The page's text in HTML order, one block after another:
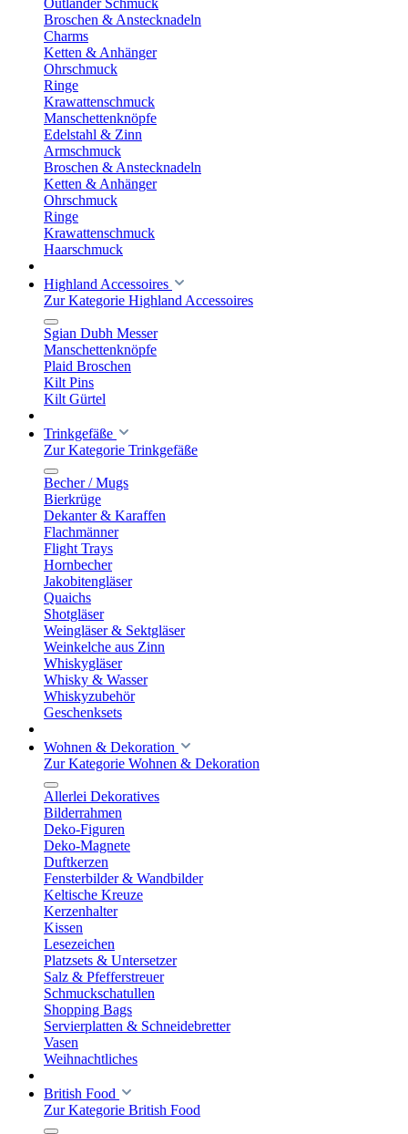
Outlander Schmuck
Broschen & Anstecknadeln
Charms
Ketten & Anhänger
Ohrschmuck
Ringe
Krawattenschmuck
Manschettenknöpfe
Edelstahl & Zinn
Armschmuck
Broschen & Anstecknadeln
Ketten & Anhänger
Ohrschmuck
Ringe
Krawattenschmuck
Haarschmuck
Highland Accessoires
Zur Kategorie Highland Accessoires
Sgian Dubh Messer
Manschettenknöpfe
Plaid Broschen
Kilt Pins
Kilt Gürtel
Trinkgefäße
Zur Kategorie Trinkgefäße
Becher / Mugs
Bierkrüge
Dekanter & Karaffen
Flachmänner
Flight Trays
Hornbecher
Jakobitengläser
Quaichs
Shotgläser
Weingläser & Sektgläser
Weinkelche aus Zinn
Whiskygläser
Whisky & Wasser
Whiskyzubehör
Geschenksets
Wohnen & Dekoration
Zur Kategorie Wohnen & Dekoration
Allerlei Dekoratives
Bilderrahmen
Deko-Figuren
Deko-Magnete
Duftkerzen
Fensterbilder & Wandbilder
Keltische Kreuze
Kerzenhalter
Kissen
Lesezeichen
Platzsets & Untersetzer
Salz & Pfefferstreuer
Schmuckschatullen
Shopping Bags
Servierplatten & Schneidebretter
Vasen
Weihnachtliches
British Food
Zur Kategorie British Food